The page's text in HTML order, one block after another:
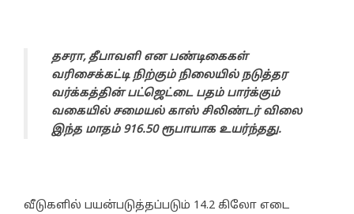
தசரா, தீபாவளி என பண்டிகைகள்
வரிசைக்கட்டி நிற்கும் நிலையில் நடுத்தர
வர்க்கத்தின் பட்ஜெட்டை பதம் பார்க்கும்
வகையில் சமையல் காஸ் சிலிண்டர் விலை
இந்த மாதம் 916.50 ரூபாயாக உயர்ந்தது.
வீடுகளில் பயன்படுத்தப்படும் 14.2 கிலோ எடை